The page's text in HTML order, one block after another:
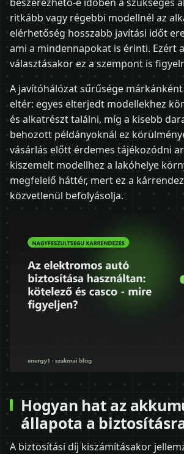
ritkább vagy régebbi modellnél az
elérhetőség hosszabb javítási időt
ami a mindennapokat is érinti. Ezért
választásakor ez a szempont is
A javítóhálózat sűrűsége
eltér: egyes elterjedt modellekhez
és alkatrészt találni, míg a kisebb
behozott példányoknál ez
vásárlás előtt érdemes tájékozódni
kiszemelt modellhez a lakóhelye
megfelelő háttér, mert ez a
közvetlenül befolyásolja.
Hogyan hat az
állapota a
A biztosítási díj kiszámításakor